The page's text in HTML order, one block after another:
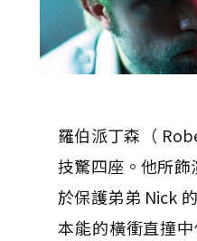
羅伯派丁森（
技驚四座。他所
於保護弟弟 Nick
本能的橫衝直撞